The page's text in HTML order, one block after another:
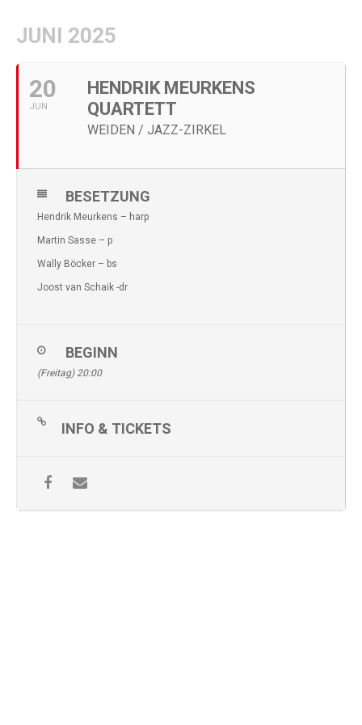
JUNI 2025
20
JUN
HENDRIK MEURKENS
QUARTETT
WEIDEN / JAZZ-ZIRKEL
BESETZUNG
Hendrik Meurkens – harp
Martin Sasse – p
Wally Böcker – bs
Joost van Schaik -dr
BEGINN
(Freitag) 20:00
INFO & TICKETS